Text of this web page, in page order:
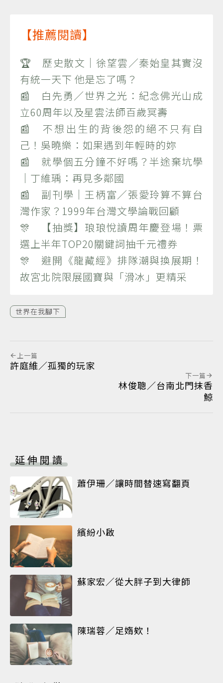
【推薦閱讀】
🏆 歷史散文｜徐望雲／秦始皇其實沒
有統一天下 他是忘了嗎？
📰 白先勇／世界之光：紀念佛光山成
立60周年以及星雲法師百歲冥壽
📰 不想出生的背後怨的絕不只有自
己！吳曉樂：如果遇到年輕時的妳
📰 就學個五分鐘不好嗎？半途棄坑學
｜丁維瑀：再見多鄰國
📰 副刊學｜王柄富／張愛玲算不算台
灣作家？1999年台灣文學論戰回顧
🎊 【抽獎】琅琅悅讀周年慶登場！票
選上半年TOP20關鍵詞抽千元禮券
🎊 避開《龍藏經》排隊潮與換展期！
故宮北院限展國寶與「滑冰」更精采
世界在我腳下
上一篇
許庭維／孤獨的玩家
下一篇
林俊聰／台南北門抹香
鯨
延伸閱讀
蕭伊珊／讓時間替速寫翻頁
繽紛小啟
蘇家宏／從大胖子到大律師
陳瑞蓉／足媠欸！